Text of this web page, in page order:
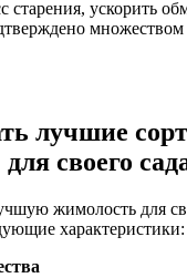
старения, ускорить
лучшие
для своего
жимолость для
характеристики: